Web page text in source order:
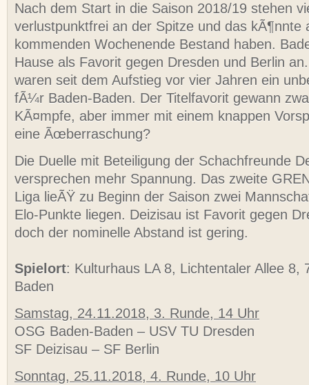
Nach dem Start in die Saison 2018/19 stehen
verlustpunktfrei an der Spitze und das kÃ¶nnte
kommenden Wochenende Bestand haben.
Hause als Favorit gegen Dresden und Berlin
waren seit dem Aufstieg vor vier Jahren ein
fÃ¼r Baden-Baden. Der Titelfavorit gewann
KÃ¤mpfe, aber immer mit einem knappen
eine Ãœberraschung?
Die Duelle mit Beteiligung der Schachfreunde
versprechen mehr Spannung. Das zweite
Liga lieÃŸ zu Beginn der Saison zwei
Elo-Punkte liegen. Deizisau ist Favorit gegen
doch der nominelle Abstand ist gering.
Spielort: Kulturhaus LA 8, Lichtentaler Allee 8,
Baden
Samstag, 24.11.2018, 3. Runde, 14 Uhr
OSG Baden-Baden – USV TU Dresden
SF Deizisau – SF Berlin
Sonntag, 25.11.2018, 4. Runde, 10 Uhr